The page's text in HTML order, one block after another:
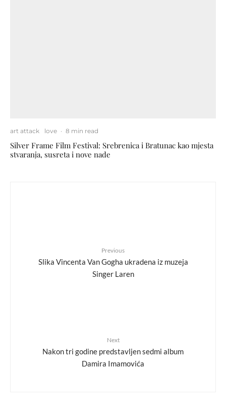
art attack love · 8 min read
Silver Frame Film Festival: Srebrenica i Bratunac kao mjesta
stvaranja, susreta i nove nade
Previous
Slika Vincenta Van Gogha ukradena iz muzeja
Singer Laren
Next
Nakon tri godine predstavljen sedmi album
Damira Imamovića